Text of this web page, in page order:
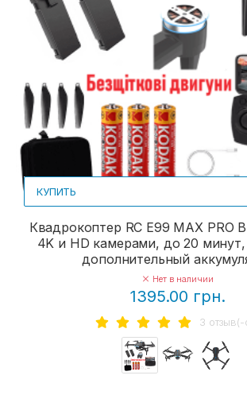
КУПИТЬ
Квадрокоптер RC E99 MAX PRO
4K и HD камерами, до 20
дополнительный
Нет в наличии
1395.00 грн.
3 отзыв(-